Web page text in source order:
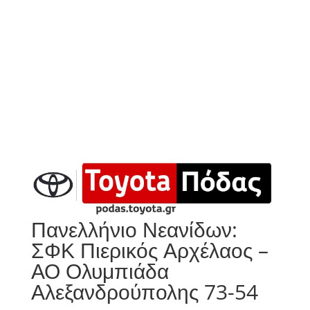
Πανελλήνιο Νεανίδων:
ΣΦΚ Πιερικός Αρχέλαος –
ΑΟ Ολυμπιάδα
Αλεξανδρούπολης 73-54